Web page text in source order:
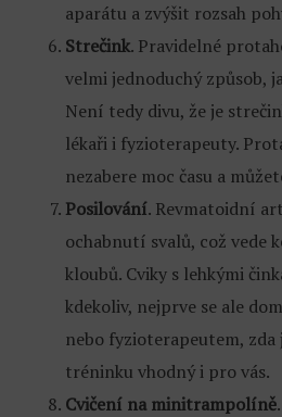
aparátu a zvýšit rozsah
Strečink. Pravidelné
velmi jednoduchý způsob,
Není tedy divu, že je
lékaři i fyzioterapeuty.
nezabere moc času a
Posilování. Revmatoidní
ochabnutí svalů, což vede
kloubů. Cviky s lehkými
kdekoliv, nejprve se ale
nebo fyzioterapeutem, zda
tréninku vhodný i pro vás.
Cvičení na minitrampolíně